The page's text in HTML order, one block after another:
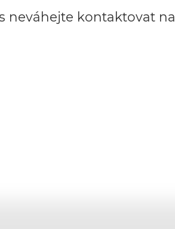
kontaktovat